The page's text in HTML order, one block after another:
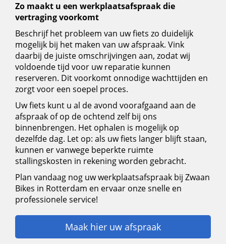
Zo maakt u een werkplaatsafspraak die
vertraging voorkomt
Beschrijf het probleem van uw fiets zo duidelijk
mogelijk bij het maken van uw afspraak. Vink
daarbij de juiste omschrijvingen aan, zodat wij
voldoende tijd voor uw reparatie kunnen
reserveren. Dit voorkomt onnodige wachttijden en
zorgt voor een soepel proces.
Uw fiets kunt u al de avond voorafgaand aan de
afspraak of op de ochtend zelf bij ons
binnenbrengen. Het ophalen is mogelijk op
dezelfde dag. Let op: als uw fiets langer blijft staan,
kunnen er vanwege beperkte ruimte
stallingskosten in rekening worden gebracht.
Plan vandaag nog uw werkplaatsafspraak bij Zwaan
Bikes in Rotterdam en ervaar onze snelle en
professionele service!
Maak hier uw afspraak